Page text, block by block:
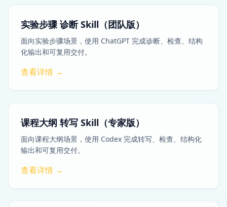
实验步骤 诊断 Skill（团队版）
面向实验步骤场景，使用 ChatGPT 完成诊断、检查、结构
化输出和可复用交付。
查看详情 →
课程大纲 转写 Skill（专家版）
面向课程大纲场景，使用 Codex 完成转写、检查、结构化
输出和可复用交付。
查看详情 →